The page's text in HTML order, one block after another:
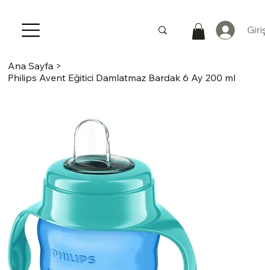
Ana Sayfa >
Philips Avent Eğitici Damlatmaz Bardak 6 Ay 200 ml